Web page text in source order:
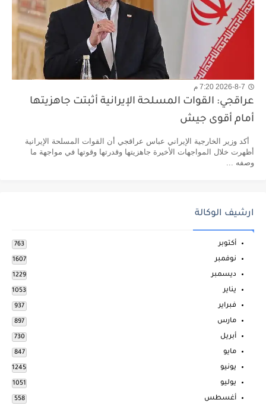
2026-8-7 7:20 م
عراقجي: القوات المسلحة الإيرانية أثبتت جاهزيتها
أمام أقوى جيش
أكد وزير الخارجية الإيراني عباس عراقجي أن القوات المسلحة الإيرانية
أظهرت خلال المواجهات الأخيرة جاهزيتها وقدرتها وقوتها في مواجهة ما
وصفه ...
ارشيف الوكالة
أكتوبر 763
نوفمبر 1607
ديسمبر 1229
يناير 1053
فبراير 937
مارس 897
أبريل 730
مايو 847
يونيو 1245
يوليو 1051
أغسطس 558